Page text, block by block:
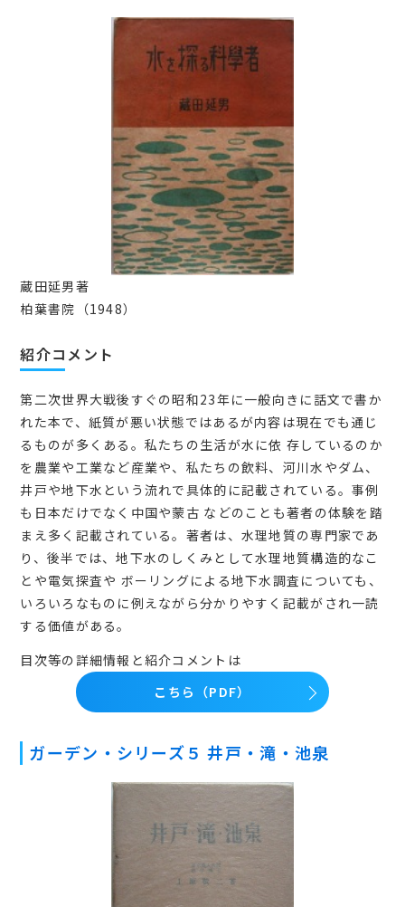
蔵田延男著
柏葉書院（1948）
紹介コメント
第二次世界大戦後すぐの昭和23年に一般向きに話文で書か
れた本で、紙質が悪い状態ではあるが内容は現在でも通じ
るものが多くある。私たちの生活が水に依 存しているのか
を農業や工業など産業や、私たちの飲料、河川水やダム、
井戸や地下水という流れで具体的に記載されている。事例
も日本だけでなく中国や蒙古 などのことも著者の体験を踏
まえ多く記載されている。著者は、水理地質の専門家であ
り、後半では、地下水のしくみとして水理地質構造的なこ
とや電気探査や ボーリングによる地下水調査についても、
いろいろなものに例えながら分かりやすく記載がされ一読
する価値がある。
目次等の詳細情報と紹介コメントは
こちら（PDF）
ガーデン・シリーズ５ 井戸・滝・池泉